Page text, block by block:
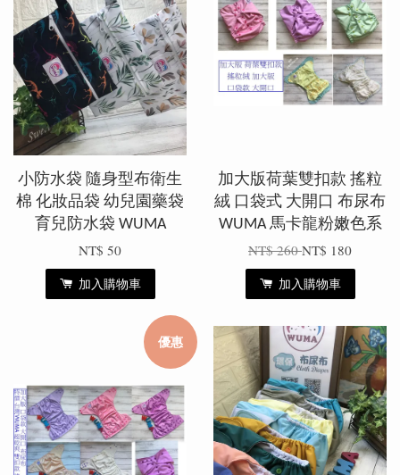
小防水袋 隨身型布衛生
棉 化妝品袋 幼兒園藥袋
育兒防水袋 WUMA
NT$ 50
加入購物車
加大版荷葉雙扣款 搖粒
絨 口袋式 大開口 布尿布
WUMA 馬卡龍粉嫩色系
NT$ 260NT$ 180
加入購物車
優惠